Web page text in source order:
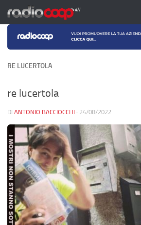
Salta al contenuto
RE LUCERTOLA
re lucertola
DI ANTONIO BACCIOCCHI · 24/08/2022